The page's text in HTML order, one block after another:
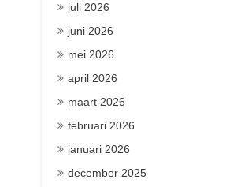
juli 2026
juni 2026
mei 2026
april 2026
maart 2026
februari 2026
januari 2026
december 2025